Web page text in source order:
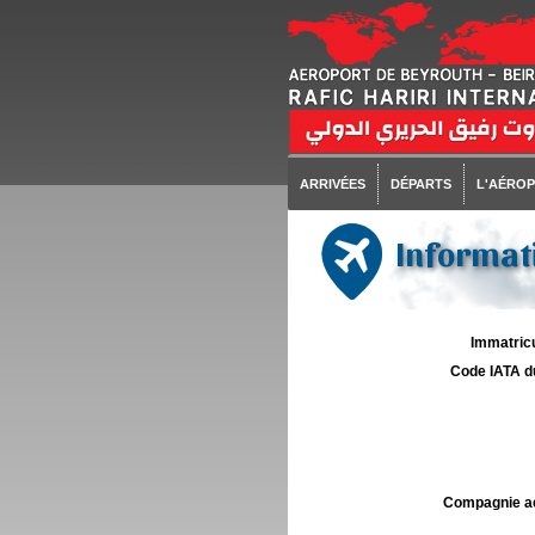
ARRIVÉES DÉPARTS
Code IATA
Compagnie